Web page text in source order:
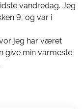
vandredag. Jeg
9, og var i
jeg har været
give min varmeste